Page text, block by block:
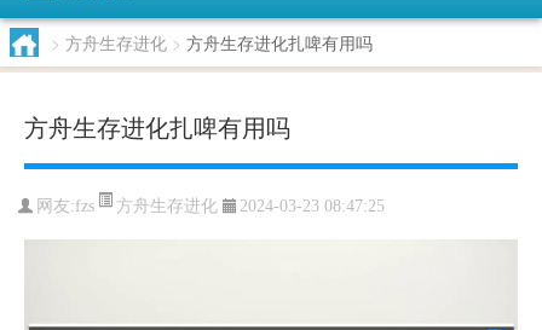
> 方舟生存进化 > 方舟生存进化扎啤有用吗
方舟生存进化扎啤有用吗
网友:fzs 方舟生存进化 2024-03-23 08:47:25